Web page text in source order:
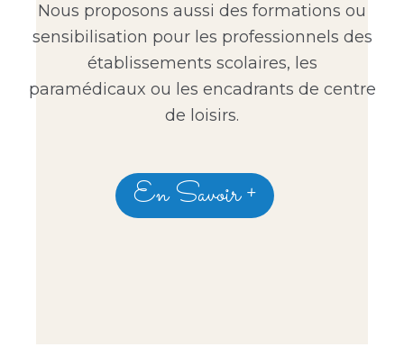
Nous proposons aussi des formations ou
sensibilisation pour les professionnels des
établissements scolaires, les
paramédicaux ou les encadrants de centre
de loisirs.
En Savoir +